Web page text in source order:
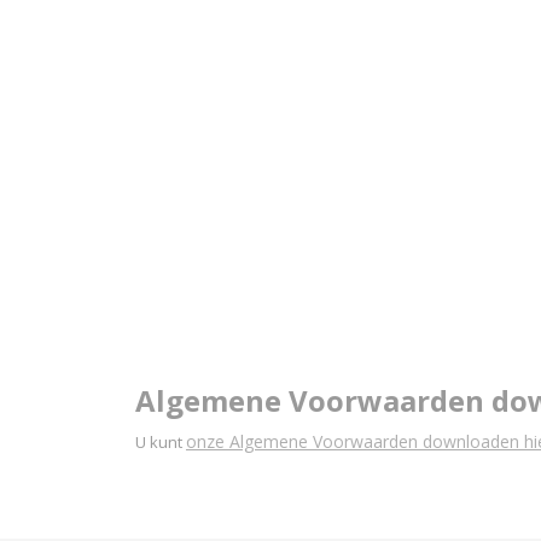
Algemene Voorwaarden
U kunt onze Algemene Voorwaarden downloaden